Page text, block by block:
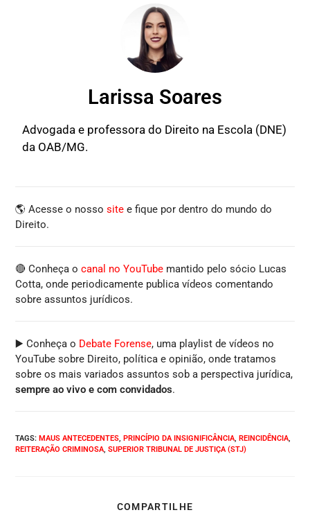
Larissa Soares
Advogada e professora do Direito na Escola (DNE)
da OAB/MG.
🌎 Acesse o nossosite e fique por dentro do mundo do
Direito.
🔴 Conheça ocanal no YouTube mantido pelo sócio Lucas
Cotta, onde periodicamente publica vídeos comentando
sobre assuntos jurídicos.
▶️ Conheça o Debate Forense, uma playlist de vídeos no
YouTube sobre Direito, política e opinião, onde tratamos
sobre os mais variados assuntos sob a perspectiva jurídica,
sempre ao vivo e com convidados.
TAGS:MAUS ANTECEDENTES, PRINCÍPIO DA INSIGNIFICÂNCIA, REINCIDÊNCIA,
REITERAÇÃO CRIMINOSA, SUPERIOR TRIBUNAL DE JUSTIÇA (STJ)
COMPARTILHE